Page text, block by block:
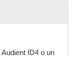
ID4 o un